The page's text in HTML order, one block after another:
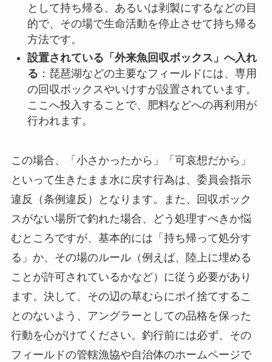
として持ち帰る、あるいは剥製にするなどの目
的で、その場で生命活動を停止させて持ち帰る
方法です。
設置されている「外来魚回収ボックス」へ入れ
る ：琵琶湖などの主要なフィールドには、専用
の回収ボックスやいけすが設置されています。
ここへ投入することで、肥料などへの再利用が
行われます。
この場合、「小さかったから」「可哀想だから」
といって生きたまま水に戻す行為は、委員会指示
違反（条例違反）となります。また、回収ボック
スがない場所で釣れた場合、どう処理すべきか悩
むところですが、基本的には「持ち帰って処分す
る」か、その場のルール（例えば、陸上に埋める
ことが許可されているかなど）に従う必要があり
ます。決して、その辺の草むらにポイ捨てするこ
とのないよう、アングラーとしての品格を保った
行動を心がけてください。釣行前には必ず、その
フィールドの管轄漁協や自治体のホームページで